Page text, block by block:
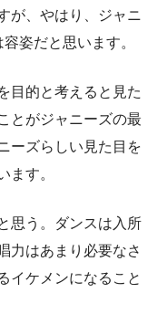
が、やはり、ジャニ
姿だと思います。
目的と考えると見た
とがジャニーズの最
ーズらしい見た目を
ます。
思う。ダンスは入所
力はあまり必要なさ
イケメンになること